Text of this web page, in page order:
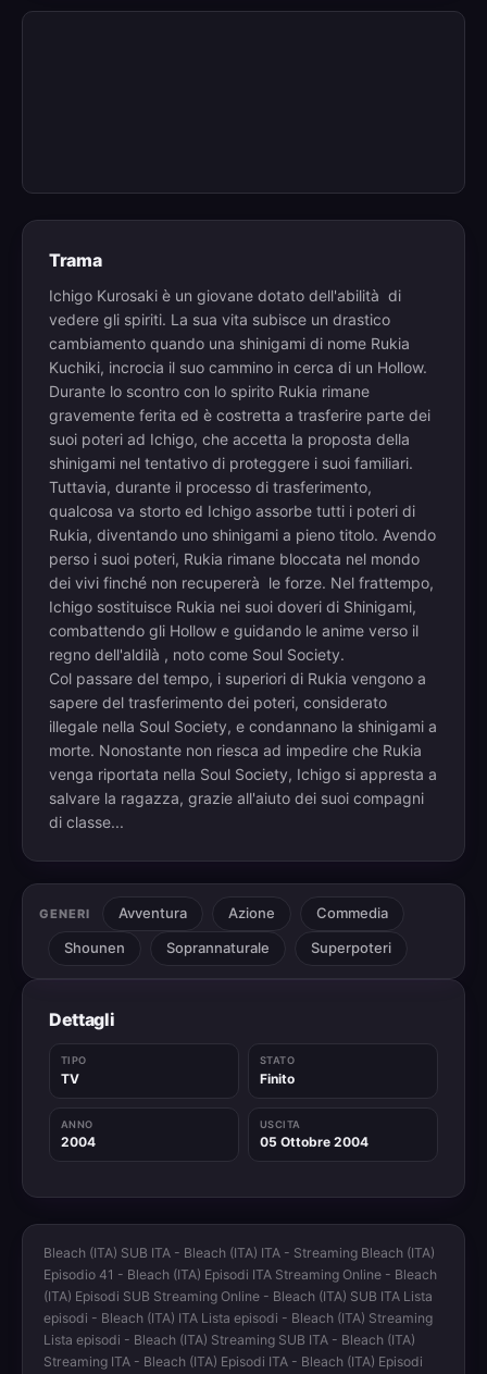
Trama
Ichigo Kurosaki è un giovane dotato dell'abilità di
vedere gli spiriti. La sua vita subisce un drastico
cambiamento quando una shinigami di nome Rukia
Kuchiki, incrocia il suo cammino in cerca di un Hollow.
Durante lo scontro con lo spirito Rukia rimane
gravemente ferita ed è costretta a trasferire parte dei
suoi poteri ad Ichigo, che accetta la proposta della
shinigami nel tentativo di proteggere i suoi familiari.
Tuttavia, durante il processo di trasferimento,
qualcosa va storto ed Ichigo assorbe tutti i poteri di
Rukia, diventando uno shinigami a pieno titolo. Avendo
perso i suoi poteri, Rukia rimane bloccata nel mondo
dei vivi finché non recupererà le forze. Nel frattempo,
Ichigo sostituisce Rukia nei suoi doveri di Shinigami,
combattendo gli Hollow e guidando le anime verso il
regno dell'aldilà , noto come Soul Society.
Col passare del tempo, i superiori di Rukia vengono a
sapere del trasferimento dei poteri, considerato
illegale nella Soul Society, e condannano la shinigami a
morte. Nonostante non riesca ad impedire che Rukia
venga riportata nella Soul Society, Ichigo si appresta a
salvare la ragazza, grazie all'aiuto dei suoi compagni
di classe...
GENERI Avventura Azione
Commedia
Shounen
Soprannaturale Superpoteri
Dettagli
TIPO
TV
STATO
Finito
ANNO
2004
USCITA
05 Ottobre 2004
Bleach (ITA) SUB ITA - Bleach (ITA) ITA - Streaming Bleach (ITA)
Episodio 41 - Bleach (ITA) Episodi ITA Streaming Online - Bleach
(ITA) Episodi SUB Streaming Online - Bleach (ITA) SUB ITA Lista
episodi - Bleach (ITA) ITA Lista episodi - Bleach (ITA) Streaming
Lista episodi - Bleach (ITA) Streaming SUB ITA - Bleach (ITA)
Streaming ITA - Bleach (ITA) Episodi ITA - Bleach (ITA) Episodi